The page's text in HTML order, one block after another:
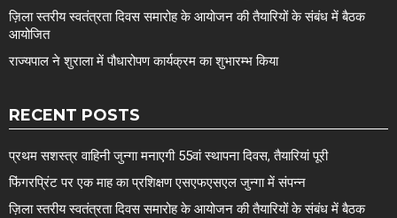
ज़िला स्तरीय स्वतंत्रता दिवस समारोह के आयोजन की तैयारियों के संबंध में बैठक
आयोजित
राज्यपाल ने शुराला में पौधारोपण कार्यक्रम का शुभारम्भ किया
RECENT POSTS
प्रथम सशस्त्र वाहिनी जुन्गा मनाएगी 55वां स्थापना दिवस, तैयारियां पूरी
फिंगरप्रिंट पर एक माह का प्रशिक्षण एसएफएसएल जुन्गा में संपन्न
ज़िला स्तरीय स्वतंत्रता दिवस समारोह के आयोजन की तैयारियों के संबंध में बैठक